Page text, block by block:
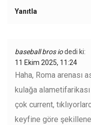
Yanıtla
baseball bros iodedi ki:
11 Ekim 2025, 11:24
Haha, Roma arenası
kulağa
çok current,
keyfine göre